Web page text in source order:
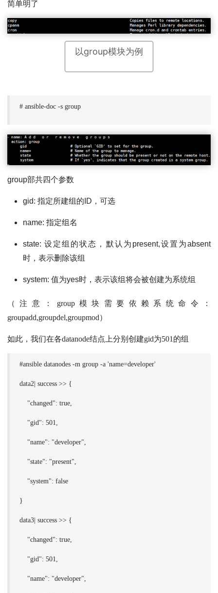
简单明了
以group模块为例
# ansible-doc -s group
group部共四个参数
gid: 指定所建组的ID，可选
name: 指定组名
state: 设定组的状态，默认为present,设置为absent
时，表示删除该组
system: 值为yes时，表示该组将会被创建为系统组
（注意：group模块需要依赖系统命令：
groupadd,groupdel,groupmod）
如此，我们在各datanode结点上分别创建gid为501的组
#ansible datanodes -m group -a 'name=developer'
data2| success >> {
"changed": true,
"gid": 501,
"name": "developer",
"state": "present",
"system": false
}
data3| success >> {
"changed": true,
"gid": 501,
"name": "developer",